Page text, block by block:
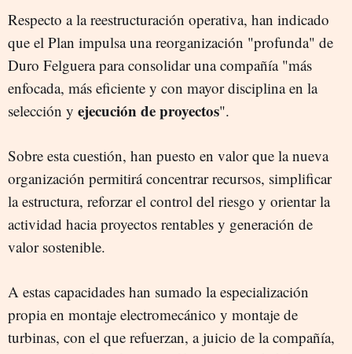
Respecto a la reestructuración operativa, han indicado
que el Plan impulsa una reorganización "profunda" de
Duro Felguera para consolidar una compañía "más
enfocada, más eficiente y con mayor disciplina en la
selección y ejecución de proyectos".
Sobre esta cuestión, han puesto en valor que la nueva
organización permitirá concentrar recursos, simplificar
la estructura, reforzar el control del riesgo y orientar la
actividad hacia proyectos rentables y generación de
valor sostenible.
A estas capacidades han sumado la especialización
propia en montaje electromecánico y montaje de
turbinas, con el que refuerzan, a juicio de la compañía,